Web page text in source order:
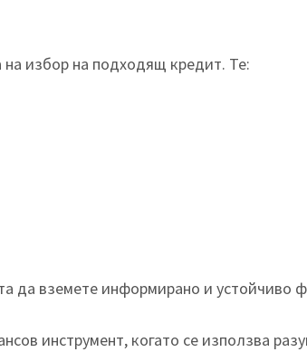
избор на подходящ кредит. Те:
да вземете информирано и устойчиво
инструмент, когато се използва